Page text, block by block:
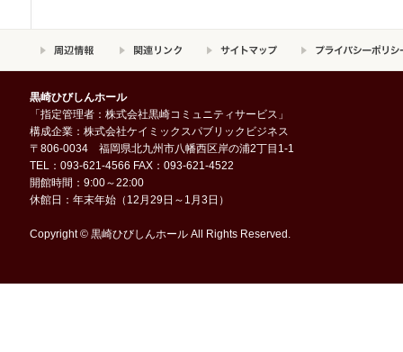
黒崎ひびしんホール
「指定管理者：株式会社黒崎コミュニティサービス」
構成企業：株式会社ケイミックスパブリックビジネス
〒806-0034 福岡県北九州市八幡西区岸の浦2丁目1-1
TEL：093-621-4566 FAX：093-621-4522
開館時間：9:00～22:00
休館日：年末年始（12月29日～1月3日）
Copyright © 黒崎ひびしんホール All Rights Reserved.